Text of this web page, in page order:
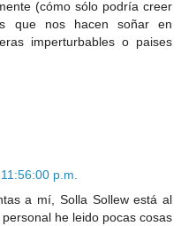
(cómo sólo podría creer
que nos hacen soñar en
imperturbables o paises
p.m.
a mí, Solla Sollew está al
he leido pocas cosas